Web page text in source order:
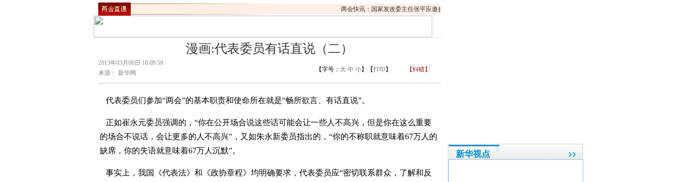
两会快讯：国家发改委主任张平应邀参加十二届全国人大一次会议新闻发布会
漫画:代表委员有话直说（二）
2013年03月06日 10:09:59
来源： 新华网
【字号： 大 中 小】【打印 】 【纠错】
代表委员们参加“两会”的基本职责和使命所在就是“畅所欲言、有话直说”。
正如崔永元委员强调的，“你在公开场合说这些话可能会让一些人不高兴，但是你在这么重要
的场合不说话，会让更多的人不高兴”，又如朱永新委员指出的，“你的不称职就意味着67万人的
缺席，你的失语就意味着67万人沉默”。
事实上，我国《代表法》和《政协章程》均明确要求，代表委员应“密切联系群众，了解和反
新华视点